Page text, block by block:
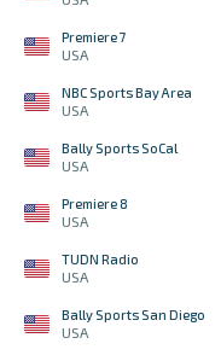
Premiere 7
USA
NBC Sports Bay Area
USA
Bally Sports SoCal
USA
Premiere 8
USA
TUDN Radio
USA
Bally Sports San Diego
USA